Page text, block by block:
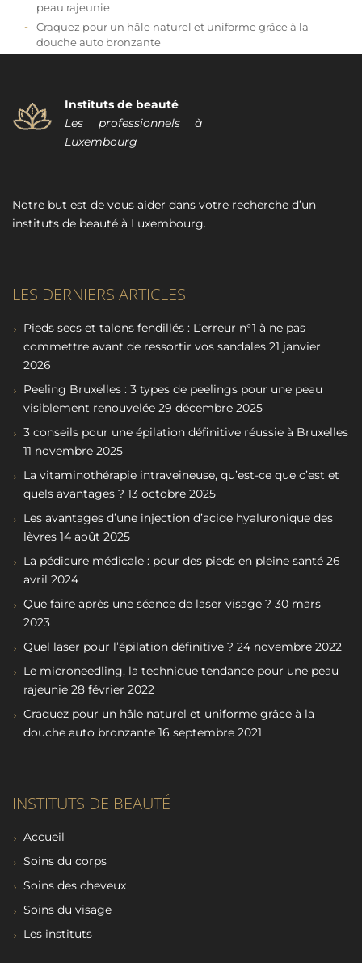
peau rajeunie
Craquez pour un hâle naturel et uniforme grâce à la
douche auto bronzante
Instituts de beauté
Les professionnels à
Luxembourg
Notre but est de vous aider dans votre recherche d’un
instituts de beauté à Luxembourg.
LES DERNIERS ARTICLES
Pieds secs et talons fendillés : L’erreur n°1 à ne pas
commettre avant de ressortir vos sandales 21 janvier
2026
Peeling Bruxelles : 3 types de peelings pour une peau
visiblement renouvelée 29 décembre 2025
3 conseils pour une épilation définitive réussie à Bruxelles
11 novembre 2025
La vitaminothérapie intraveineuse, qu’est-ce que c’est et
quels avantages ? 13 octobre 2025
Les avantages d’une injection d’acide hyaluronique des
lèvres 14 août 2025
La pédicure médicale : pour des pieds en pleine santé 26
avril 2024
Que faire après une séance de laser visage ? 30 mars
2023
Quel laser pour l’épilation définitive ? 24 novembre 2022
Le microneedling, la technique tendance pour une peau
rajeunie 28 février 2022
Craquez pour un hâle naturel et uniforme grâce à la
douche auto bronzante 16 septembre 2021
INSTITUTS DE BEAUTÉ
Accueil
Soins du corps
Soins des cheveux
Soins du visage
Les instituts